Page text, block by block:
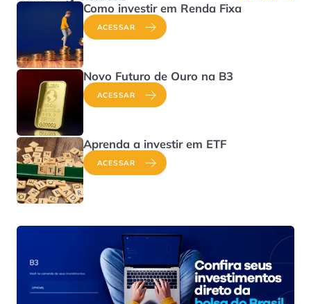
Como investir em Renda Fixa
ACESSAR
Novo Futuro de Ouro na B3
ACESSAR
Aprenda a investir em ETF
ACESSAR